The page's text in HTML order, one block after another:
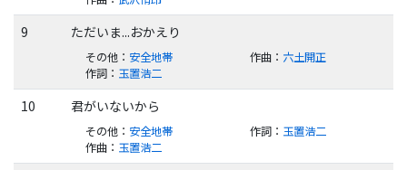
9 ただいま...おかえり
その他： 安全地帯 作曲： 六土開正
作詞： 玉置浩二
10 君がいないから
その他： 安全地帯 作詞： 玉置浩二
作曲： 玉置浩二